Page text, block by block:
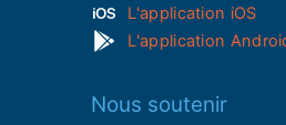
L'application iOS
L'application
Nous soutenir